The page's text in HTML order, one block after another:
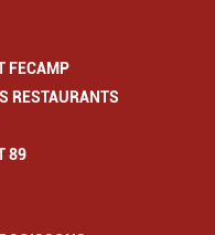
FECAMP
RESTAURANTS
89